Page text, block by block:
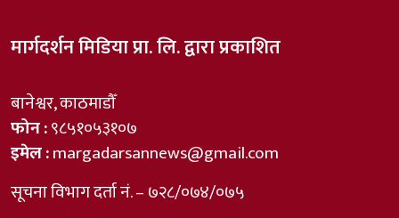
मार्गदर्शन मिडिया प्रा. लि. द्वारा प्रकाशित
बानेश्वर, काठमाडौँ
फोन :९८५१०५३१०७
इमेल :margadarsannews@gmail.com
सूचना विभाग दर्ता नं. – ७२८/०७४/०७५